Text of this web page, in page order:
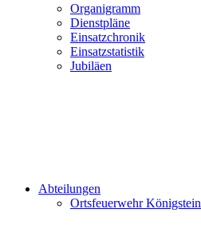
Organigramm
Dienstpläne
Einsatzchronik
Einsatzstatistik
Jubiläen
Abteilungen
Ortsfeuerwehr Königstein